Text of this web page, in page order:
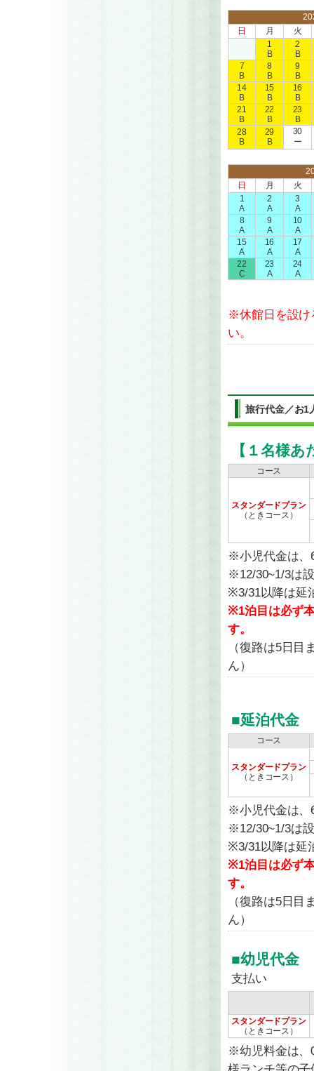
日
月
火
1
B
2
B
7
B
8
B
9
B
14
B
15
B
16
B
21
B
22
B
23
B
28
B
29
B
30
ー
日
月
火
1
A
2
A
3
A
8
A
9
A
10
A
15
A
16
A
17
A
22
C
23
A
24
A
※休館日を設け
い。
旅行代金／お
【１名様あ
コース
スタンダードプラン
（ときコース）
※小児代金は、
※12/30~1/3は
※3/31以降は延
※1泊目は必ず
す。
（復路は5日
ん）
■延泊代金
コース
スタンダードプラン
（ときコース）
※小児代金は、
※12/30~1/3は
※3/31以降は延
※1泊目は必ず
す。
（復路は5日
ん）
■幼児代金
支払い
スタンダードプラン
（ときコース）
※幼児料金は、